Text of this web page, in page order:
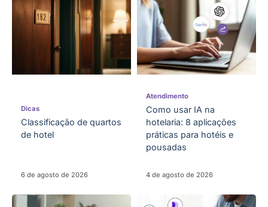
Dicas
Classificação de quartos
de hotel
6 de agosto de 2026
Atendimento
Como usar IA na
hotelaria: 8 aplicações
práticas para hotéis e
pousadas
4 de agosto de 2026